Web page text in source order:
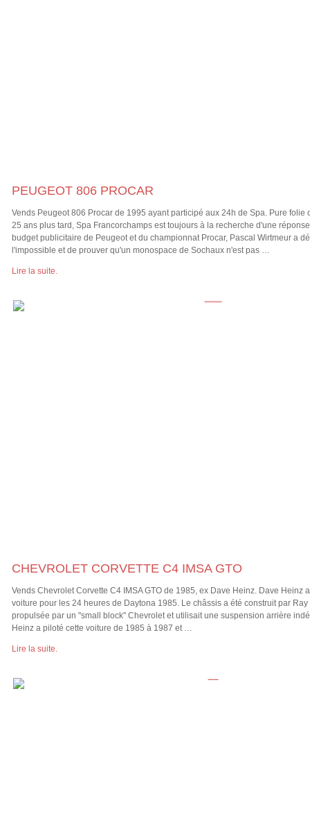
PEUGEOT 806 PROCAR
Vends Peugeot 806 Procar de 1995 ayant participé aux 24h de Spa. Pure folie
25 ans plus tard, Spa Francorchamps est toujours à la recherche d'une
budget publicitaire de Peugeot et du championnat Procar, Pascal Wirtmeur a
l'impossible et de prouver qu'un monospace de Sochaux n'est pas …
Lire la suite.
CHEVROLET CORVETTE C4 IMSA GTO
Vends Chevrolet Corvette C4 IMSA GTO de 1985, ex Dave Heinz. Dave Heinz
voiture pour les 24 heures de Daytona 1985. Le châssis a été construit par
propulsée par un "small block" Chevrolet et utilisait une suspension arrière
Heinz a piloté cette voiture de 1985 à 1987 et …
Lire la suite.